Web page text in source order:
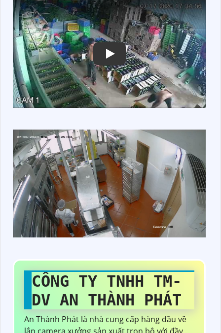
hệ thống giám sát thông minh, đáng tin cậy và hiệu
quả cho xưởng sản xuất của mình. Hãy lắp camera
ngay để bảo vệ và giám sát xưởng sản xuất của bạn
một cách tốt nhất.